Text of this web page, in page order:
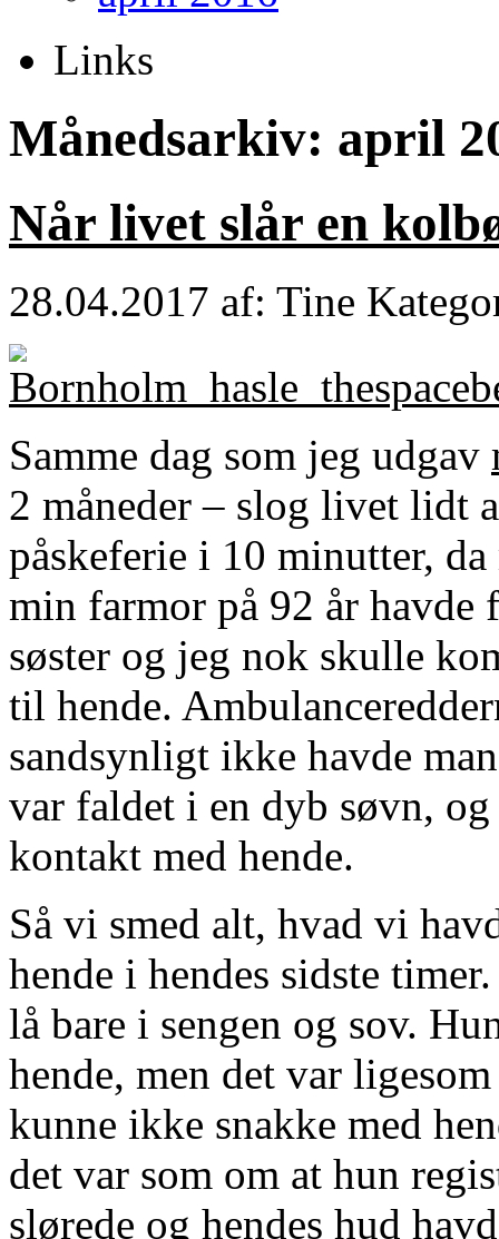
Links
Månedsarkiv: april
Når livet slår en
28.04.2017 af: Tine
Samme dag som jeg udgav
2 måneder – slog livet lidt
påskeferie i 10 minutter,
min farmor på 92 år havde
søster og jeg nok skulle
til hende.
sandsynligt ikke havde
var faldet i en dyb søvn,
kontakt med hende.
Så vi smed alt, hvad vi
hende i hendes sidste
lå bare i sengen og sov.
hende, men det var
kunne ikke snakke med
det var som om at hun
slørede og hendes hud